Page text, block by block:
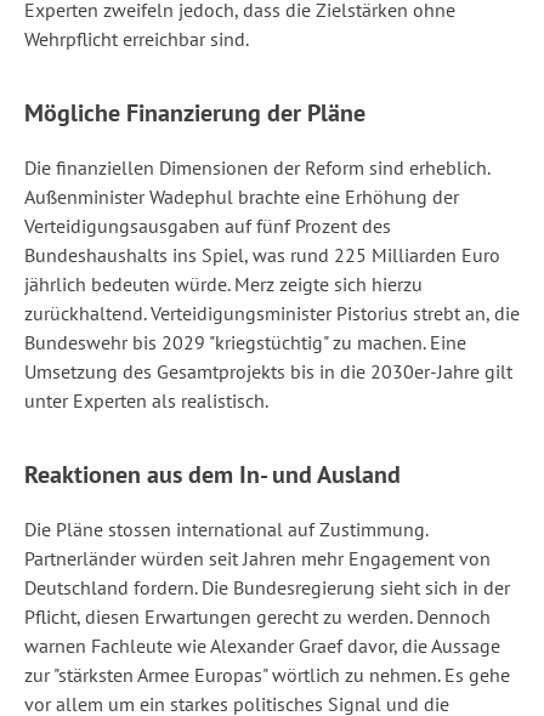
Experten zweifeln jedoch, dass die Zielstärken ohne
Wehrpflicht erreichbar sind.
Mögliche Finanzierung der Pläne
Die finanziellen Dimensionen der Reform sind erheblich.
Außenminister Wadephul brachte eine Erhöhung der
Verteidigungsausgaben auf fünf Prozent des
Bundeshaushalts ins Spiel, was rund 225 Milliarden Euro
jährlich bedeuten würde. Merz zeigte sich hierzu
zurückhaltend. Verteidigungsminister Pistorius strebt an, die
Bundeswehr bis 2029 "kriegstüchtig" zu machen. Eine
Umsetzung des Gesamtprojekts bis in die 2030er-Jahre gilt
unter Experten als realistisch.
Reaktionen aus dem In- und Ausland
Die Pläne stossen international auf Zustimmung.
Partnerländer würden seit Jahren mehr Engagement von
Deutschland fordern. Die Bundesregierung sieht sich in der
Pflicht, diesen Erwartungen gerecht zu werden. Dennoch
warnen Fachleute wie Alexander Graef davor, die Aussage
zur "stärksten Armee Europas" wörtlich zu nehmen. Es gehe
vor allem um ein starkes politisches Signal und die